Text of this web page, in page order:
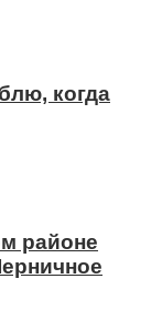
когда
районе